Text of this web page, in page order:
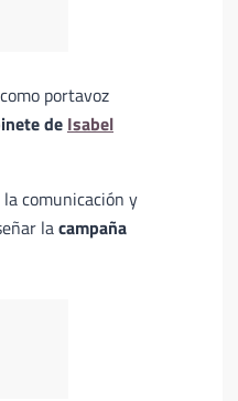
portavoz
de Isabel
comunicación y
lacampaña